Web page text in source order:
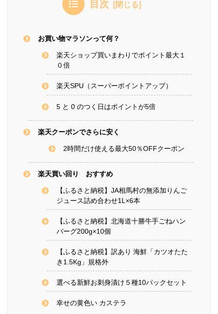
目次
お買い物マラソンって何？
楽天ショップ買いまわりでポイント最大１
０倍
楽天SPU（スーパーポイントアップ）
5 と 0 のつく日はポイントが5倍
楽天クーポンでさらに安く
2時間だけ使える最大50％OFFクーポン
楽天買い回り おすすめ
【ふるさと納税】JA相馬村の無添加りんご
ジュース詰め合わせ1L×6本
【ふるさと納税】北海道十勝牛手ごねハン
バーグ200g×10個
【ふるさと納税】訳あり 海鮮「カツオたた
き1.5Kg」規格外
選べる新鮮お刺身漬け５種10パックセット
幸せの黄色い カステラ